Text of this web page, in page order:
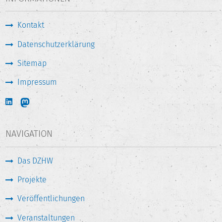
altmetrics-indicators.pdf
Förderung: Grant Agreement no. 710722
Kontakt
Datenschutzerklärung
Sitemap
Impressum
NAVIGATION
Das DZHW
Projekte
Veröffentlichungen
Veranstaltungen